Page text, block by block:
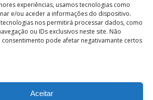
experiências, usamos tecnologias como
e/ou aceder a informações do dispositivo.
nos permitirá processar dados, como
ou IDs exclusivos neste site. Não
pode afetar negativamante certos
Aceitar